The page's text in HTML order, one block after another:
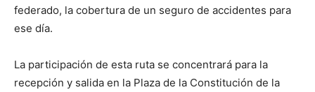
federado, la cobertura de un seguro de accidentes para
ese día.
La participación de esta ruta se concentrará para la
recepción y salida en la Plaza de la Constitución de la